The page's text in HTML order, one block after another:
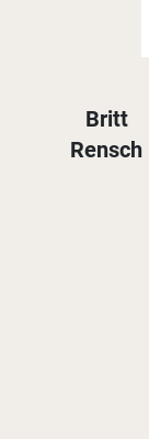
Britt
Rensch